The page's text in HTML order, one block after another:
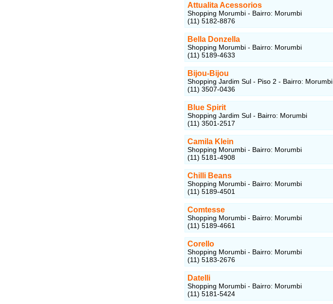
Attualita Acessorios
Shopping Morumbi - Bairro: Morumbi
(11) 5182-8876
Bella Donzella
Shopping Morumbi - Bairro: Morumbi
(11) 5189-4633
Bijou-Bijou
Shopping Jardim Sul - Piso 2 - Bairro: Morumbi
(11) 3507-0436
Blue Spirit
Shopping Jardim Sul - Bairro: Morumbi
(11) 3501-2517
Camila Klein
Shopping Morumbi - Bairro: Morumbi
(11) 5181-4908
Chilli Beans
Shopping Morumbi - Bairro: Morumbi
(11) 5189-4501
Comtesse
Shopping Morumbi - Bairro: Morumbi
(11) 5189-4661
Corello
Shopping Morumbi - Bairro: Morumbi
(11) 5183-2676
Datelli
Shopping Morumbi - Bairro: Morumbi
(11) 5181-5424